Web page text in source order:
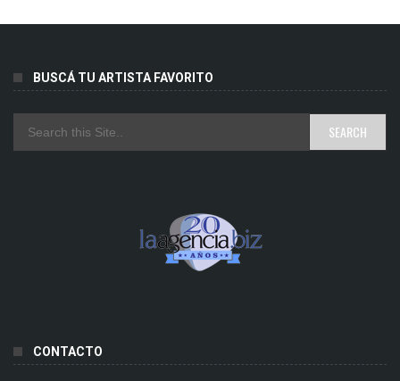
BUSCÁ TU ARTISTA FAVORITO
CONTACTO